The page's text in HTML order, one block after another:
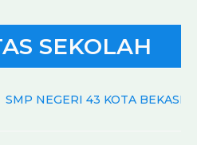
SEKOLAH
SMP NEGERI 43 KOTA BEKASI